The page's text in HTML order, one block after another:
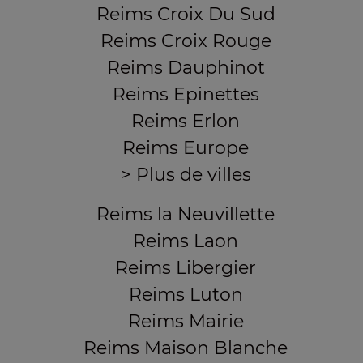
Reims Croix Du Sud
Reims Croix Rouge
Reims Dauphinot
Reims Epinettes
Reims Erlon
Reims Europe
> Plus de villes
Reims la Neuvillette
Reims Laon
Reims Libergier
Reims Luton
Reims Mairie
Reims Maison Blanche